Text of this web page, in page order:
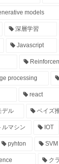
models
深層学習
Javascript
processing
react
デル ベイズ
ルマシン IOT
pyhton SVM
ク